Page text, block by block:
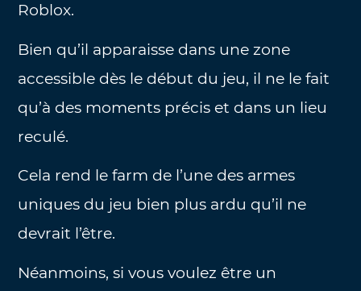
Roblox.
Bien qu’il apparaisse dans une zone
accessible dès le début du jeu, il ne le fait
qu’à des moments précis et dans un lieu
reculé.
Cela rend le farm de l’une des armes
uniques du jeu bien plus ardu qu’il ne
devrait l’être.
Néanmoins, si vous voulez être un